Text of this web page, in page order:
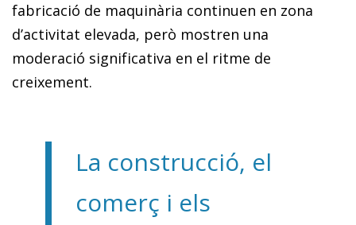
fabricació de maquinària continuen en zona
d’activitat elevada, però mostren una
moderació significativa en el ritme de
creixement.
La construcció, el
comerç i els